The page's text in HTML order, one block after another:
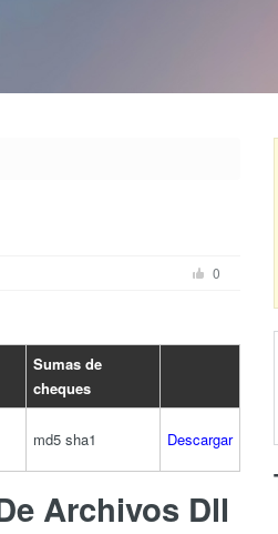
0
Sumas de
cheques
md5 sha1 Descargar
Archivos Dll